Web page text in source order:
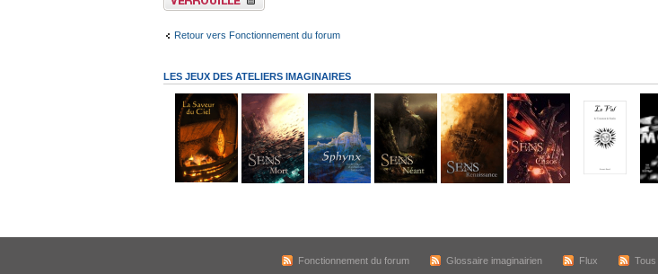
Retour vers Fonctionnement du forum
LES JEUX DES ATELIERS IMAGINAIRES
Fonctionnement du forum Glossaire imaginairien Flux